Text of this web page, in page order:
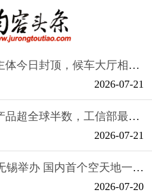
南京北站站房混凝土主体今日封顶，候车大厅相当于2个南京南站
2026-07-21
我国人形机器人整机产品超全球半数，工信部最新发布
2026-07-21
2026空天信息大会在无锡举办 国内首个空天地一体化全域智能产品矩阵发布
2026-07-20